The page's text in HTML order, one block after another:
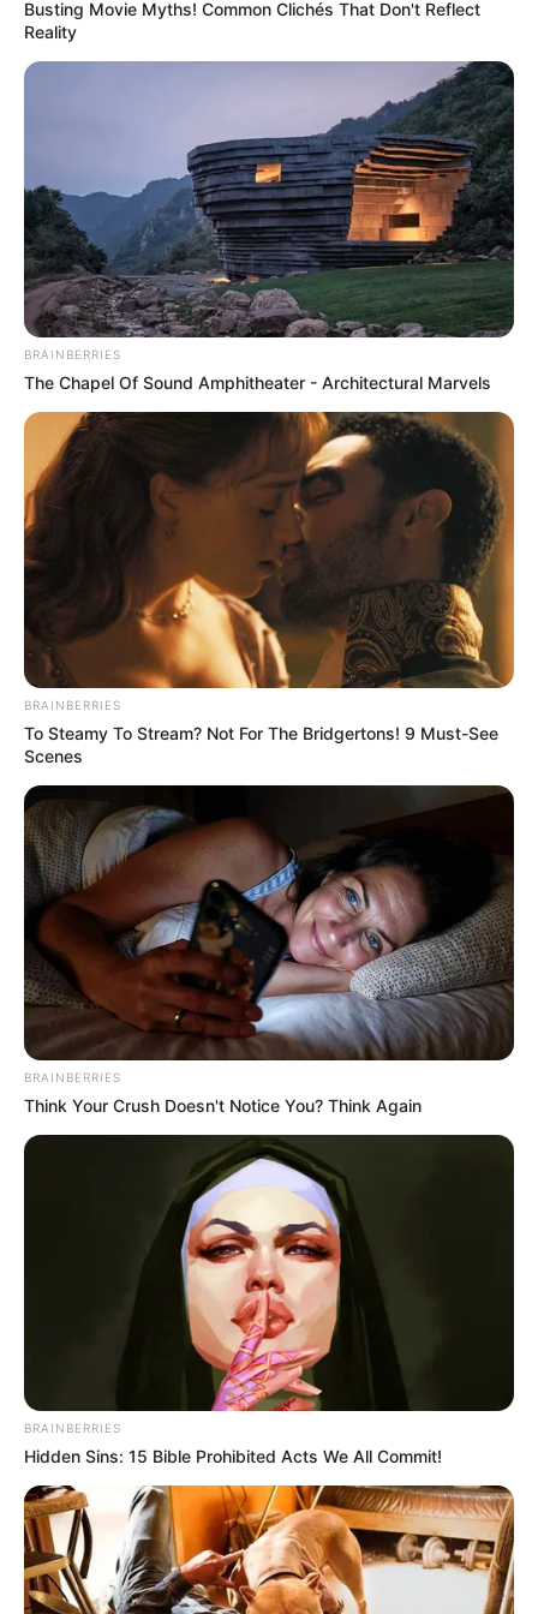
gente para ver o passo.
Pote de vidro decorado como
Pote de vidro com tampa e sem rótulo ( veja
aqui como tirar o rótulo de vidro)
Papel contact
Molde de coelhode Páscoa
Tesoura
Tintasprayda cor desejada
Renda ou fita de tecido para decorar
Fita adesiva e jornal velho
Como decorar potes de vidro: passo a passo
1. Com a ajuda de ummolde de coelho, corte no
papelcontacta silhueta de um coelho. Retire a
película protetora docontacte cole-o
diretamente no vidro.
happinessishomemade
Busting Movie Myths! Common Clichés That Don't Reflect
Reality
BRAINBERRIES
The Chapel Of Sound Amphitheater - Architectural Marvels
BRAINBERRIES
To Steamy To Stream? Not For The Bridgertons! 9 Must-See
Scenes
BRAINBERRIES
Think Your Crush Doesn't Notice You? Think Again
BRAINBERRIES
Hidden Sins: 15 Bible Prohibited Acts We All Commit!